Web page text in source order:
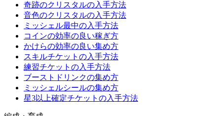
奇跡のクリスタルの入手方法
音色のクリスタルの入手方法
ミッシェル最中の入手方法
コインの効率の良い稼ぎ方
かけらの効率の良い集め方
スキルチケットの入手方法
練習チケットの入手方法
ブーストドリンクの集め方
ミッシェルシールの集め方
星3以上確定チケットの入手方法